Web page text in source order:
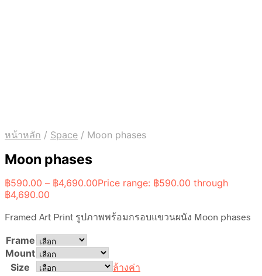
หน้าหลัก / Space / Moon phases
Moon phases
฿590.00 – ฿4,690.00Price range: ฿590.00 through
฿4,690.00
Framed Art Print รูปภาพพร้อมกรอบแขวนผนัง Moon phases
Frame
Mount
Size
ล้างค่า